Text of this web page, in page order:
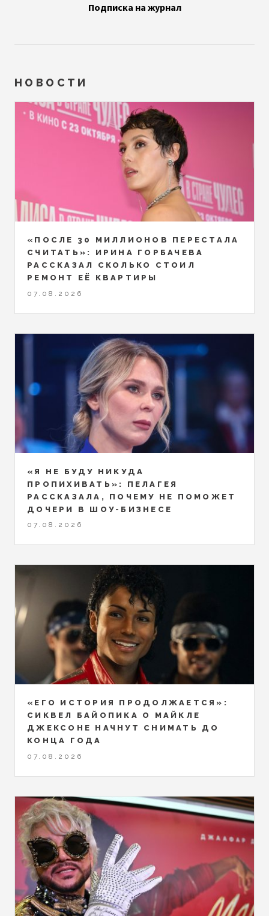
Подписка на журнал
НОВОСТИ
«ПОСЛЕ 30 МИЛЛИОНОВ ПЕРЕСТАЛА
СЧИТАТЬ»: ИРИНА ГОРБАЧЕВА
РАССКАЗАЛ СКОЛЬКО СТОИЛ
РЕМОНТ ЕЁ КВАРТИРЫ
07.08.2026
«Я НЕ БУДУ НИКУДА
ПРОПИХИВАТЬ»: ПЕЛАГЕЯ
РАССКАЗАЛА, ПОЧЕМУ НЕ ПОМОЖЕТ
ДОЧЕРИ В ШОУ-БИЗНЕСЕ
07.08.2026
«ЕГО ИСТОРИЯ ПРОДОЛЖАЕТСЯ»:
СИКВЕЛ БАЙОПИКА О МАЙКЛЕ
ДЖЕКСОНЕ НАЧНУТ СНИМАТЬ ДО
КОНЦА ГОДА
07.08.2026